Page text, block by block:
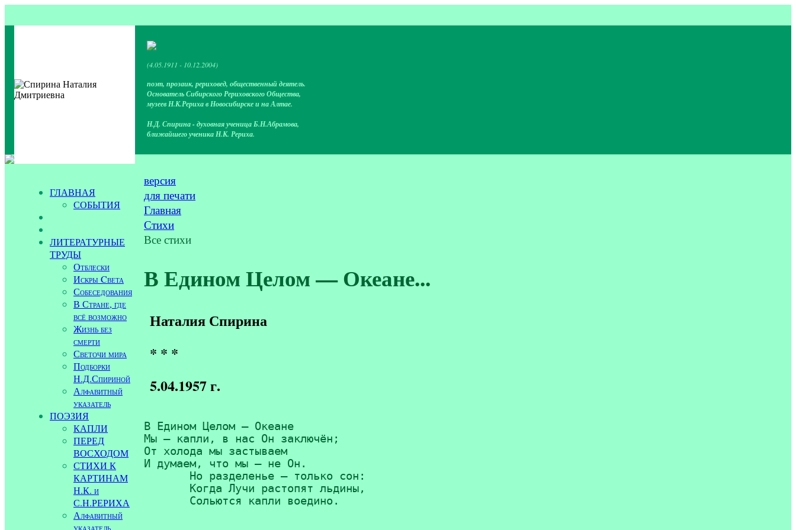
(4.05.1911 - 10.12.2004)
поэт, прозаик, рериховед, общественный деятель.
Основатель Сибирского Рериховского Общества,
музеев Н.К.Рериха в Новосибирске и на Алтае.
Н.Д. Спирина - духовная ученица Б.Н.Абрамова,
ближайшего ученика Н.К. Рериха.
ГЛАВНАЯ
СОБЫТИЯ
ЛИТЕРАТУРНЫЕ
ТРУДЫ
Отблески
Искры Cвета
Собеседования
В Стране, где
всё возможно
Жизнь без
смерти
Светочи мира
Подборки
Н.Д.Спириной
Алфавитный
указатель
ПОЭЗИЯ
КАПЛИ
ПЕРЕД
ВОСХОДОМ
СТИХИ К
КАРТИНАМ
Н.К. и
С.Н.РЕРИХА
Алфавитный
указатель
версия
для печати
Главная
Стихи
Все стихи
В Едином Целом — Океане...
Наталия Спирина
* * *
5.04.1957 г.
В Едином Целом — Океане
Мы — капли, в нас Он заключён;
От холода мы застываем
И думаем, что мы — не Он.
       Но разделенье — только сон:
       Когда Лучи растопят льдины,
       Сольются капли воедино.